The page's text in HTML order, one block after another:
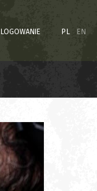
LOGOWANIE PL EN